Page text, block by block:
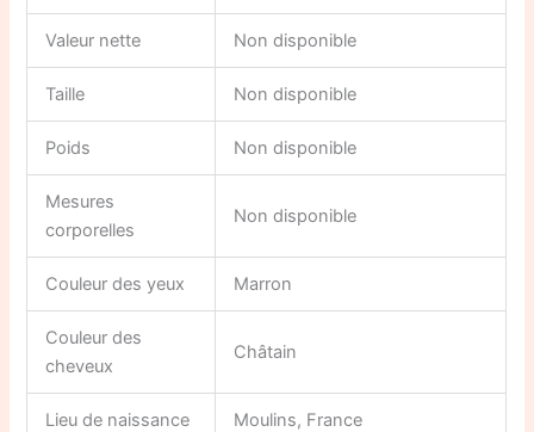
Valeur nette Non disponible
Taille Non disponible
Poids Non disponible
Mesures
corporelles
Non disponible
Couleur des yeux Marron
Couleur des
cheveux
Châtain
Lieu de naissance Moulins, France